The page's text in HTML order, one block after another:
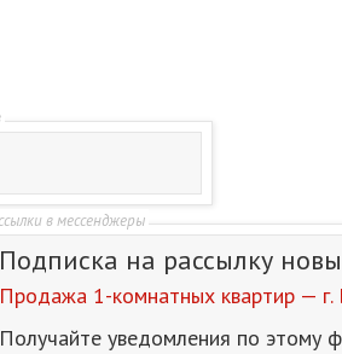
Подписка на рассылку
Продажа 1-комнатных квартир — г.
Получайте уведомления по этому